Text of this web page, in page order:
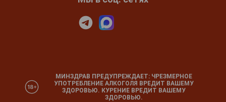
МИНЗДРАВ ПРЕДУПРЕЖДАЕТ: ЧРЕЗМЕРНОЕ
УПОТРЕБЛЕНИЕ АЛКОГОЛЯ ВРЕДИТ ВАШЕМУ
ЗДОРОВЬЮ. КУРЕНИЕ ВРЕДИТ ВАШЕМУ
ЗДОРОВЬЮ.